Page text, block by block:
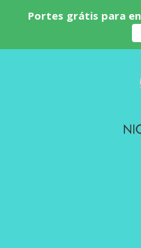
Portes grátis para